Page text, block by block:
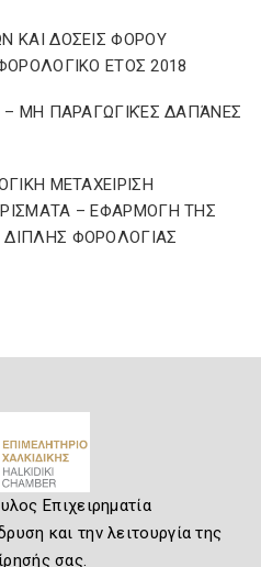
ΚΑΙ ΔΟΣΕΙΣ ΦΟΡΟΥ
ΕΤΟΣ 2018
– ΜΗ ΠΑΡΑΓΩΓΙΚΈΣ ΔΑΠΆΝΕΣ
ΜΕΤΑΧΕΙΡΙΣΗ
– ΕΦΑΡΜΟΓΗ ΤΗΣ
ΦΟΡΟΛΟΓΙΑΣ
Επιχειρηματία
και την λειτουργία της
σας.